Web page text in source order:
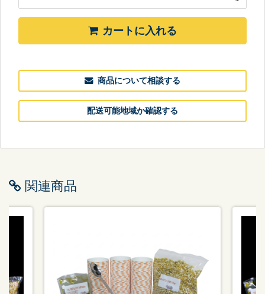
カートに入れる
商品について相談する
配送可能地域か確認する
関連商品